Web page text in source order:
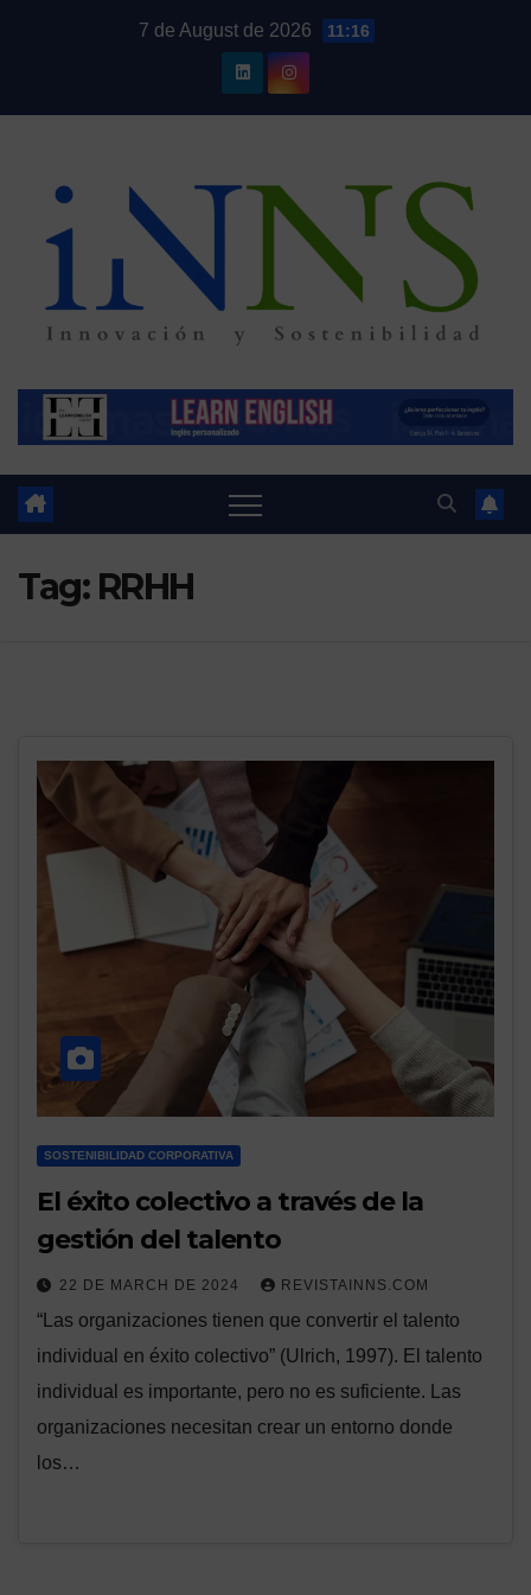
7 de August de 2026 11:16
Tag: RRHH
SOSTENIBILIDAD CORPORATIVA
El éxito colectivo a través de la
gestión del talento
22 DE MARCH DE 2024 REVISTAINNS.COM
“Las organizaciones tienen que convertir el talento
individual en éxito colectivo” (Ulrich, 1997). El talento
individual es importante, pero no es suficiente. Las
organizaciones necesitan crear un entorno donde
los…